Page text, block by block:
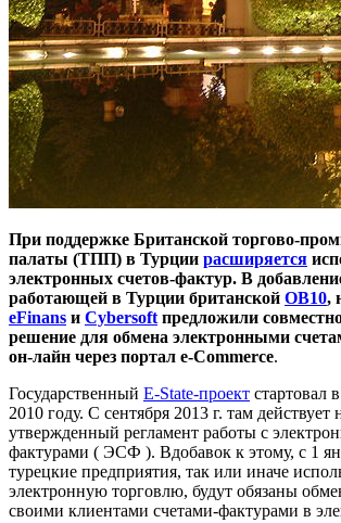
При поддержке Британской торгово-
палаты (ТПП) в Турции расширяется
электронных счетов-фактур. В
работающей в Турции британской OB10,
eFinans и Cybersoft предложили
решение для обмена электронными
он-лайн через портал e-Commerce.
Государственный E-State-проект стартовал
2010 году. С сентября 2013 г. там действует
утвержденный регламент работы с
фактурами ( ЭСФ ). Вдобавок к этому, с 1
турецкие предприятия, так или иначе
электронную торговлю, будут обязаны
своими клиентами счетами-фактурами в